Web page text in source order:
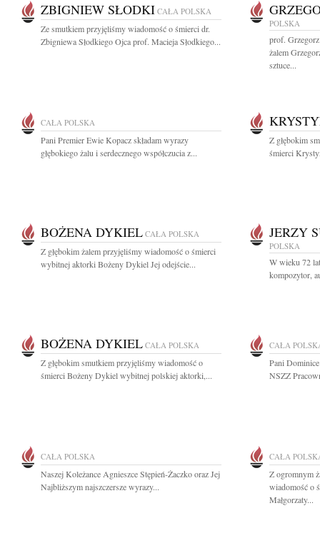
ZBIGNIEW SŁODKI CAŁA POLSKA
Ze smutkiem przyjęliśmy wiadomość o śmierci dr.
Zbigniewa Słodkiego Ojca prof. Macieja Słodkiego...
POLSKA
prof.
żalem
sztuce...
CAŁA POLSKA
Pani Premier Ewie Kopacz składam wyrazy
głębokiego żalu i serdecznego współczucia z...
Z głębokim
śmierci
BOŻENA DYKIEL CAŁA POLSKA
Z głębokim żalem przyjęliśmy wiadomość o śmierci
wybitnej aktorki Bożeny Dykiel Jej odejście...
JERZY
POLSKA
W wieku 72
kompozytor,
BOŻENA DYKIEL CAŁA POLSKA
Z głębokim smutkiem przyjęliśmy wiadomość o
śmierci Bożeny Dykiel wybitnej polskiej aktorki,...
CAŁA
Pani
NSZZ
CAŁA POLSKA
Naszej Koleżance Agnieszce Stępień-Żaczko oraz Jej
Najbliższym najszczersze wyrazy...
CAŁA
Z ogromnym
wiadomość o
Małgorzaty...